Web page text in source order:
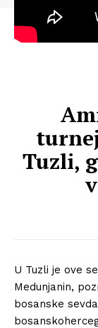
Tuzli,
U Tuzli je ove
Medunjanin,
bosanske